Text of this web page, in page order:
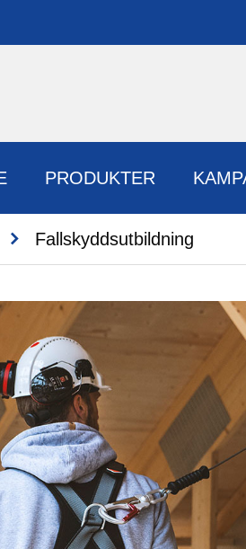
PRODUKTER
n Fallskyddsutbildning